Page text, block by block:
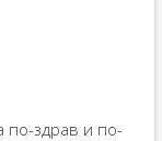
по-здрав и по-